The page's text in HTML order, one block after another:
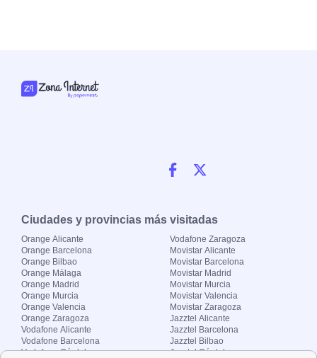
Ciudades y provincias más visitadas
Orange Alicante
Orange Barcelona
Orange Bilbao
Orange Málaga
Orange Madrid
Orange Murcia
Orange Valencia
Orange Zaragoza
Vodafone Alicante
Vodafone Barcelona
Vodafone Córdoba
Vodafone Zaragoza
Movistar Alicante
Movistar Barcelona
Movistar Madrid
Movistar Murcia
Movistar Valencia
Movistar Zaragoza
Jazztel Alicante
Jazztel Barcelona
Jazztel Bilbao
Jazztel Córdoba